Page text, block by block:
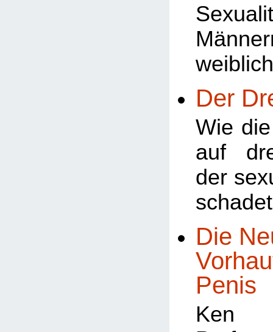
Der
Wie
auf
der
Die
Penis
Ken